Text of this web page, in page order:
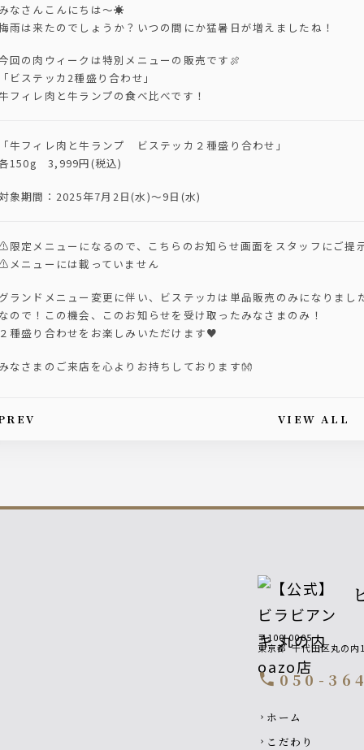
なさんこんにちは～☀
雨は来たのでしょうか？いつの間にか猛暑日が増えましたね！
回の肉ウィークは特別メニューの販売です🍖
ビステッカ2種盛り合わせ」
フィレ肉と牛ランプの食べ比べです！
牛フィレ肉と牛ランプ ビステッカ２種盛り合わせ」
150g 3,999円(税込)
象期間：2025年7月2日(水)～9日(水)
限定メニューになるので、こちらのお知らせ画面をスタッフにご提
メニューには載っていません
ランドメニュー変更に伴い、ビステッカは単品販売のみになりまし
ので！この機会、このお知らせを受け取ったみなさまのみ！
種盛り合わせをお楽しみいただけます♥
なさまのご来店を心よりお持ちしております👐
article's paging VIEW ALL
〒100-0005
東京都 千代田区丸の内
call050-
Footer
chevron_right ホーム
chevron_right こだわり